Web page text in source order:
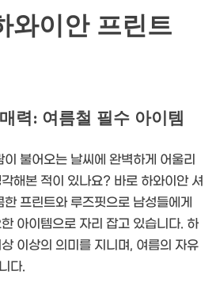
와이안 프린트
력: 여름철 필수 아이템
불어오는 날씨에 완벽하게 어울리
해본 적이 있나요? 바로 하와이안 셔
프린트와 루즈핏으로 남성들에게
아이템으로 자리 잡고 있습니다. 하
이상의 의미를 지니며, 여름의 자유
다.